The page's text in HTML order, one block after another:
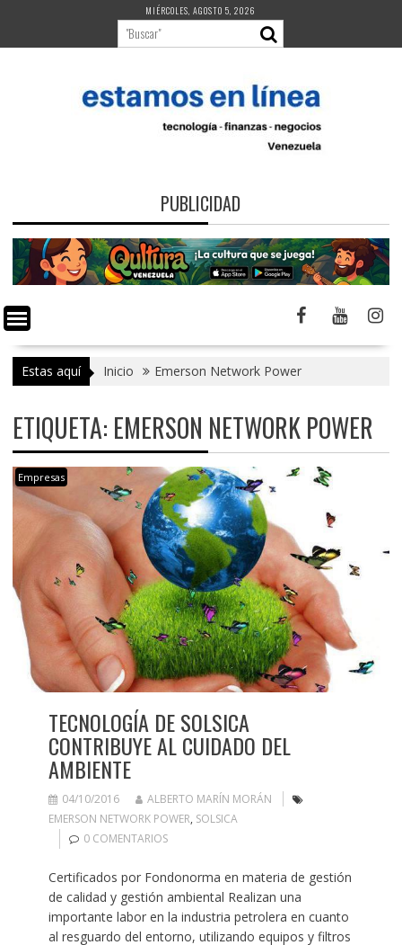
contenido
MIÉRCOLES, AGOSTO 5, 2026
PUBLICIDAD
Estas aquí Inicio Emerson Network Power
ETIQUETA: EMERSON NETWORK POWER
Empresas
TECNOLOGÍA DE SOLSICA
CONTRIBUYE AL CUIDADO DEL
AMBIENTE
04/10/2016
ALBERTO MARÍN MORÁN
EMERSON NETWORK POWER, SOLSICA
0 COMENTARIOS
Certificados por Fondonorma en materia de gestión
de calidad y gestión ambiental Realizan una
importante labor en la industria petrolera en cuanto
al resguardo del entorno, utilizando equipos y filtros